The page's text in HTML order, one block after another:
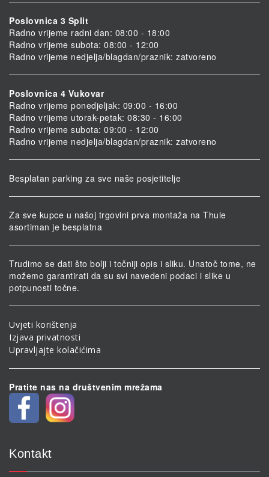
Poslovnica 3 Split
Radno vrijeme radni dan: 08:00 - 18:00
Radno vrijeme subota: 08:00 - 12:00
Radno vrijeme nedjelja/blagdan/praznik: zatvoreno
Poslovnica 4 Vukovar
Radno vrijeme ponedjeljak: 09:00 - 16:00
Radno vrijeme utorak-petak: 08:30 - 16:00
Radno vrijeme subota: 09:00 - 12:00
Radno vrijeme nedjelja/blagdan/praznik: zatvoreno
Besplatan parking za sve naše posjetitelje
Za sve kupce u našoj trgovini prva montaža na Thule
asortiman je besplatna
Trudimo se dati što bolji i točniji opis i sliku. Unatoč tome, ne
možemo garantirati da su svi navedeni podaci i slike u
potpunosti točne.
Uvjeti korištenja
Izjava privatnosti
Upravljajte kolačićima
Pratite nas na društvenim mrežama
Kontakt